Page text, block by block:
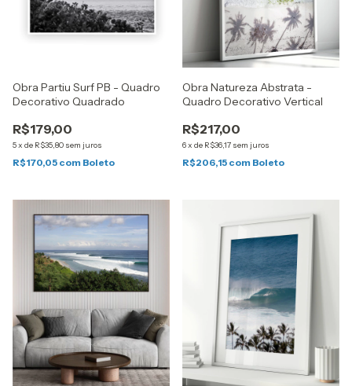
Obra Partiu Surf PB - Quadro
Decorativo Quadrado
R$179,00
5x de R$35,80 sem juros
R$170,05 com Boleto
Obra Natureza Abstrata -
Quadro Decorativo Vertical
R$217,00
6x de R$36,17 sem juros
R$206,15 com Boleto